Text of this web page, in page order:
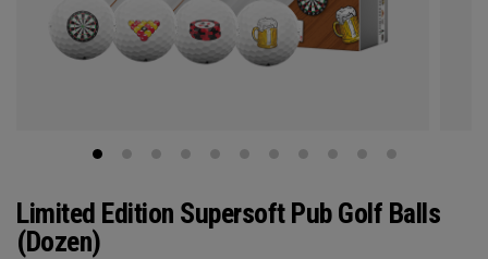
Limited Edition Supersoft Pub Golf Balls
(Dozen)